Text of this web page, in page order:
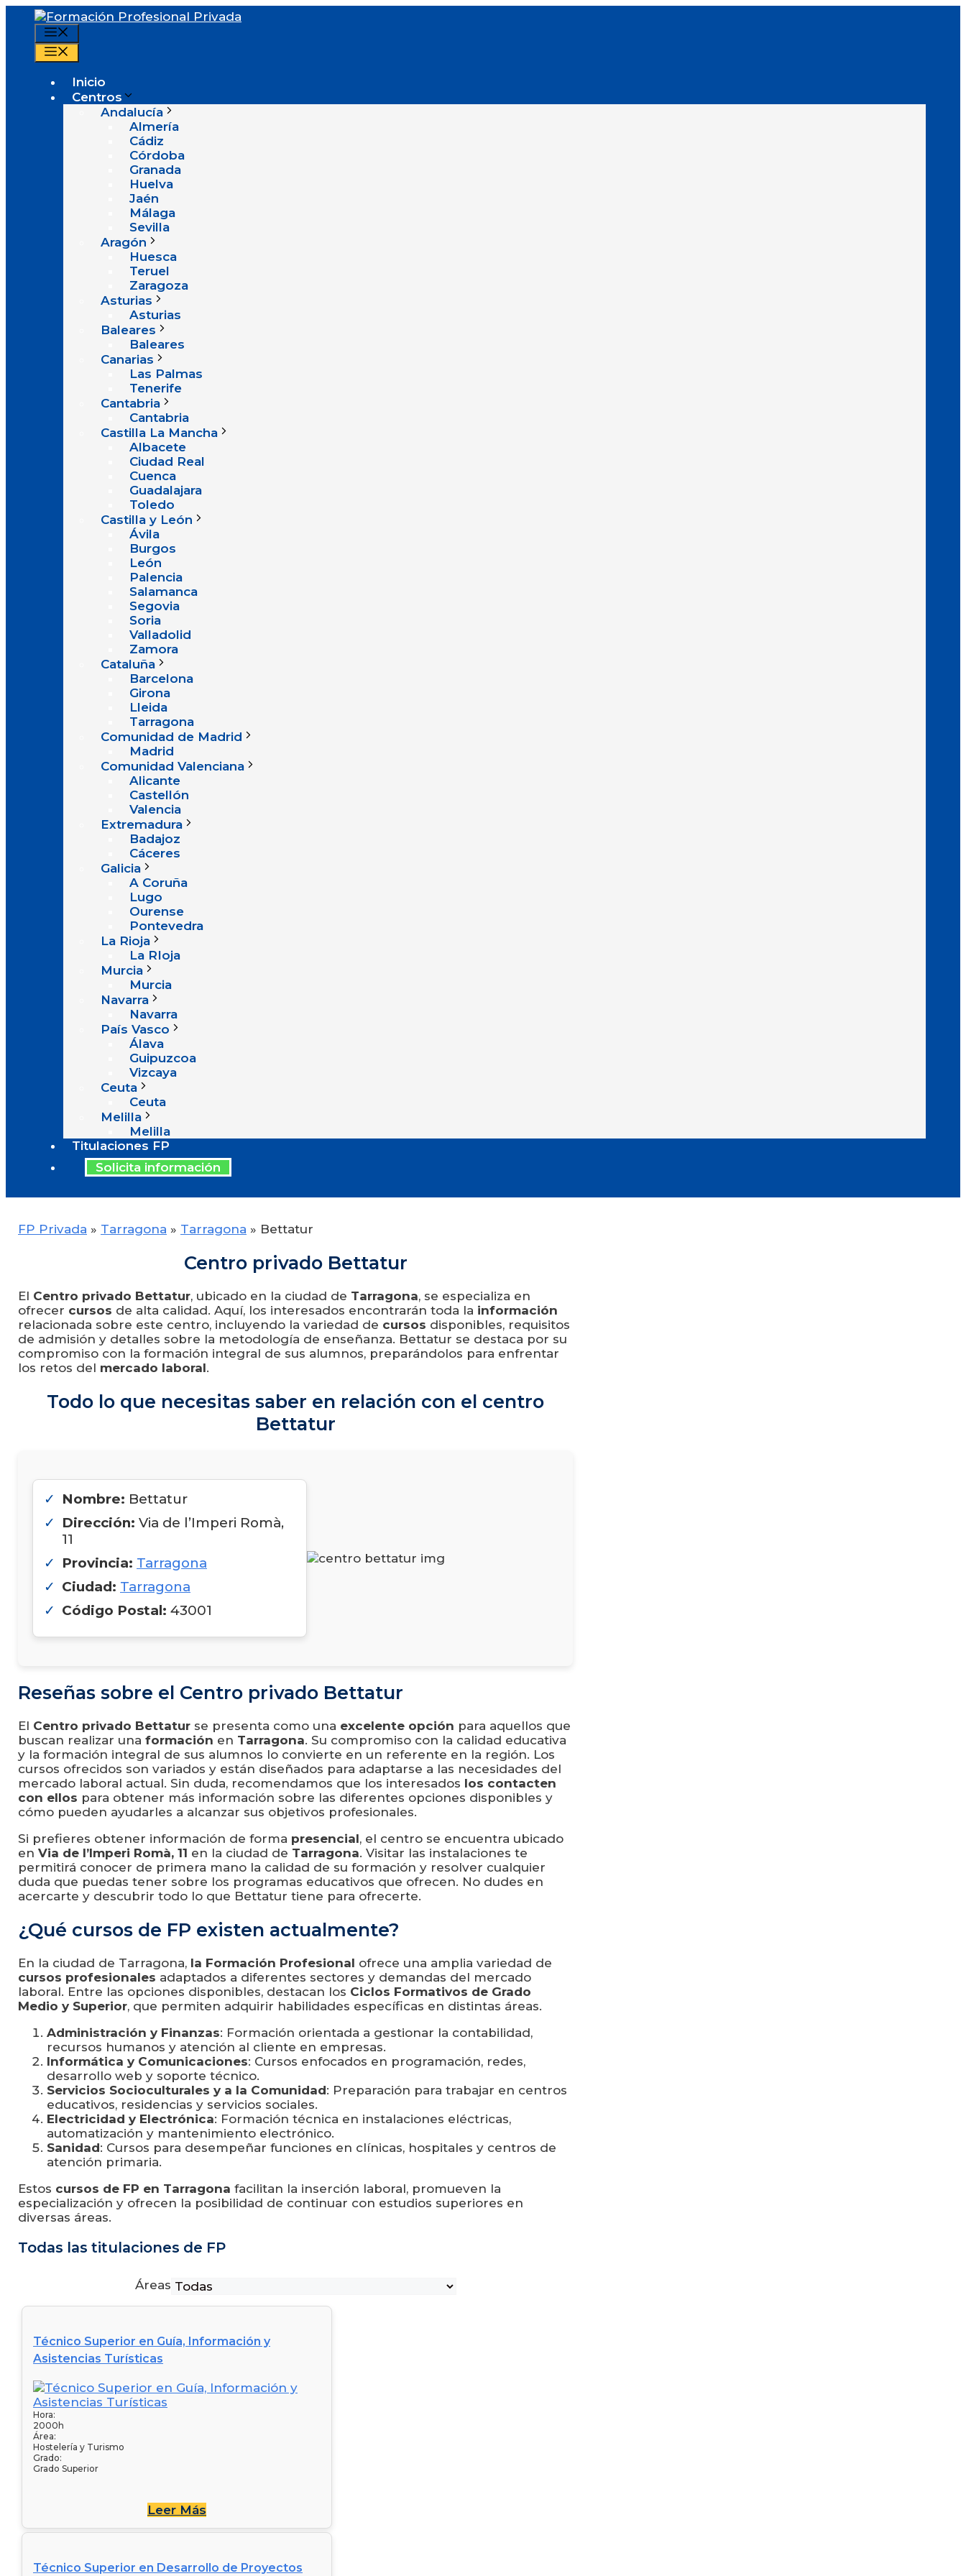
Saltar
contenido
Inicio
Centros
Andalucía
Almería
Cádiz
Córdoba
Granada
Huelva
Jaén
Málaga
Sevilla
Aragón
Huesca
Teruel
Zaragoza
Asturias
Asturias
Baleares
Baleares
Canarias
Las Palmas
Tenerife
Cantabria
Cantabria
Castilla La Mancha
Albacete
Ciudad Real
Cuenca
Guadalajara
Toledo
Castilla y León
Ávila
Burgos
León
Palencia
Salamanca
Segovia
Soria
Valladolid
Zamora
Cataluña
Barcelona
Girona
Lleida
Tarragona
Comunidad de Madrid
Madrid
Comunidad Valenciana
Alicante
Castellón
Valencia
Extremadura
Badajoz
Cáceres
Galicia
A Coruña
Lugo
Ourense
Pontevedra
La Rioja
La RIoja
Murcia
Murcia
Navarra
Navarra
País Vasco
Álava
Guipuzcoa
Vizcaya
Ceuta
Ceuta
Melilla
Melilla
Titulaciones FP
Solicita información
FP Privada » Tarragona » Tarragona » Bettatur
Centro privado Bettatur
El Centro privado Bettatur, ubicado en la ciudad de Tarragona, se especializa en
ofrecer cursos de alta calidad. Aquí, los interesados encontrarán toda la información
relacionada sobre este centro, incluyendo la variedad de cursos disponibles, requisitos
de admisión y detalles sobre la metodología de enseñanza. Bettatur se destaca por su
compromiso con la formación integral de sus alumnos, preparándolos para enfrentar
los retos del mercado laboral.
Todo lo que necesitas saber en relación con el centro
Bettatur
Nombre: Bettatur
Dirección: Via de l’Imperi Romà,
11
Provincia: Tarragona
Ciudad: Tarragona
Código Postal: 43001
Reseñas sobre el Centro privado Bettatur
El Centro privado Bettatur se presenta como una excelente opción para aquellos que
buscan realizar una formación en Tarragona. Su compromiso con la calidad educativa
y la formación integral de sus alumnos lo convierte en un referente en la región. Los
cursos ofrecidos son variados y están diseñados para adaptarse a las necesidades del
mercado laboral actual. Sin duda, recomendamos que los interesados los contacten
con ellos para obtener más información sobre las diferentes opciones disponibles y
cómo pueden ayudarles a alcanzar sus objetivos profesionales.
Si prefieres obtener información de forma presencial, el centro se encuentra ubicado
en Via de l’Imperi Romà, 11 en la ciudad de Tarragona. Visitar las instalaciones te
permitirá conocer de primera mano la calidad de su formación y resolver cualquier
duda que puedas tener sobre los programas educativos que ofrecen. No dudes en
acercarte y descubrir todo lo que Bettatur tiene para ofrecerte.
¿Qué cursos de FP existen actualmente?
En la ciudad de Tarragona, la Formación Profesional ofrece una amplia variedad de
cursos profesionales adaptados a diferentes sectores y demandas del mercado
laboral. Entre las opciones disponibles, destacan los Ciclos Formativos de Grado
Medio y Superior, que permiten adquirir habilidades específicas en distintas áreas.
Administración y Finanzas: Formación orientada a gestionar la contabilidad,
recursos humanos y atención al cliente en empresas.
Informática y Comunicaciones: Cursos enfocados en programación, redes,
desarrollo web y soporte técnico.
Servicios Socioculturales y a la Comunidad: Preparación para trabajar en centros
educativos, residencias y servicios sociales.
Electricidad y Electrónica: Formación técnica en instalaciones eléctricas,
automatización y mantenimiento electrónico.
Sanidad: Cursos para desempeñar funciones en clínicas, hospitales y centros de
atención primaria.
Estos cursos de FP en Tarragona facilitan la inserción laboral, promueven la
especialización y ofrecen la posibilidad de continuar con estudios superiores en
diversas áreas.
Todas las titulaciones de FP
Áreas
Técnico Superior en Guía, Información y
Asistencias Turísticas
Hora:
2000h
Área:
Hostelería y Turismo
Grado:
Grado Superior
Leer Más
Técnico Superior en Desarrollo de Proyectos